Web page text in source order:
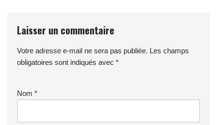
Laisser un commentaire
Votre adresse e-mail ne sera pas publiée. Les champs
obligatoires sont indiqués avec *
Nom *